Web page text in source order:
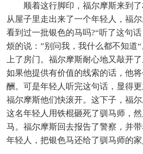
顺着这行脚印，福尔摩斯来到
从屋子里走出来了一个年轻人，福
看到过一批银色的马吗?“听了这句
烦的说：”别问我，我什么都不知道
上了房门。福尔摩斯耐心地又敲开
如果他提供有价值的线索的话，他
酬。可是年轻人听完这句话，显得
福尔摩斯他们快滚开。这下子，福
这名年轻人用铁棍砸死了驯马师，
马。福尔摩斯回去报告了警察，并
年轻人，把银色马还给了驯马师的家